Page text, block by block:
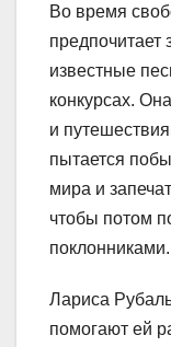
Во время
предпочитает
известные
конкурсах.
и
пытается
мира и
чтобы потом
поклонниками.
Лариса
помогают ей